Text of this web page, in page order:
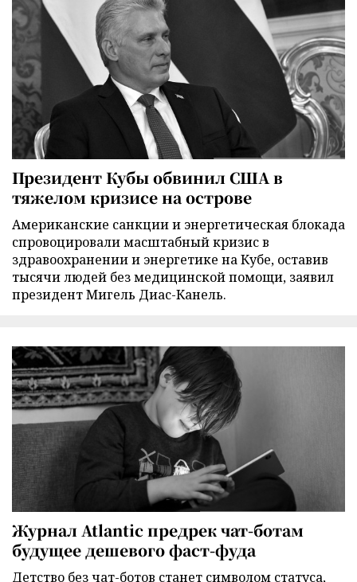
Президент Кубы обвинил США в
тяжелом кризисе на острове
Американские санкции и энергетическая блокада
спровоцировали масштабный кризис в
здравоохранении и энергетике на Кубе, оставив
тысячи людей без медицинской помощи, заявил
президент Мигель Диас-Канель.
Журнал Atlantic предрек чат-ботам
будущее дешевого фаст-фуда
Детство без чат-ботов станет символом статуса,